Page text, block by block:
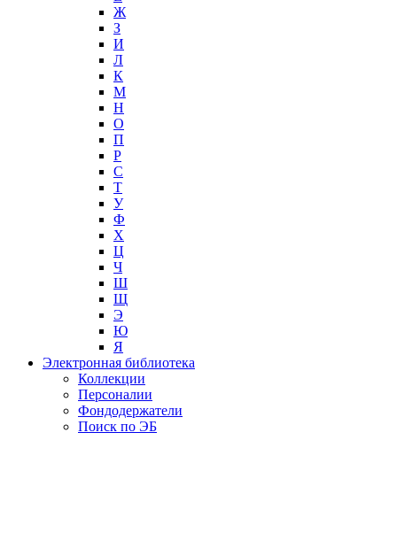
Ж
З
И
Л
К
М
Н
О
П
Р
С
Т
У
Ф
Х
Ц
Ч
Ш
Щ
Э
Ю
Я
Электронная библиотека
Коллекции
Персоналии
Фондодержатели
Поиск по ЭБ